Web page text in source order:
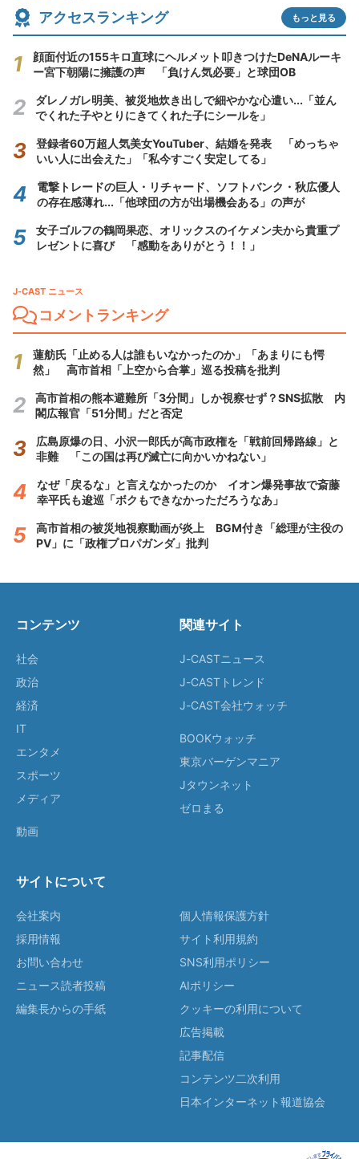
アクセスランキング もっと見る
顔面付近の155キロ直球にヘルメット叩きつけたDeNAルーキ
ー宮下朝陽に擁護の声 「負けん気必要」と球団OB
ダレノガレ明美、被災地炊き出しで細やかな心遣い...「並ん
でくれた子やとりにきてくれた子にシールを」
登録者60万超人気美女YouTuber、結婚を発表 「めっちゃ
いい人に出会えた」「私今すごく安定してる」
電撃トレードの巨人・リチャード、ソフトバンク・秋広優人
の存在感薄れ...「他球団の方が出場機会ある」の声が
女子ゴルフの鶴岡果恋、オリックスのイケメン夫から貴重プ
レゼントに喜び 「感動をありがとう！！」
J-CAST ニュース
コメントランキング
蓮舫氏「止める人は誰もいなかったのか」「あまりにも愕
然」 高市首相「上空から合掌」巡る投稿を批判
高市首相の熊本避難所「3分間」しか視察せず？SNS拡散 内
閣広報官「51分間」だと否定
広島原爆の日、小沢一郎氏が高市政権を「戦前回帰路線」と
非難 「この国は再び滅亡に向かいかねない」
なぜ「戻るな」と言えなかったのか イオン爆発事故で斎藤
幸平氏も逡巡「ボクもできなかっただろうなあ」
高市首相の被災地視察動画が炎上 BGM付き「総理が主役の
PV」に「政権プロパガンダ」批判
コンテンツ
社会
政治
経済
IT
エンタメ
スポーツ
メディア
動画
関連サイト
J-CASTニュース
J-CASTトレンド
J-CAST会社ウォッチ
BOOKウォッチ
東京バーゲンマニア
Jタウンネット
ゼロまる
サイトについて
会社案内
採用情報
お問い合わせ
ニュース読者投稿
編集長からの手紙
個人情報保護方針
サイト利用規約
SNS利用ポリシー
AIポリシー
クッキーの利用について
広告掲載
記事配信
コンテンツ二次利用
日本インターネット報道協会